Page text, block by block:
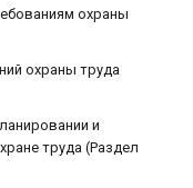
охраны
охраны труда
и
труда (Раздел